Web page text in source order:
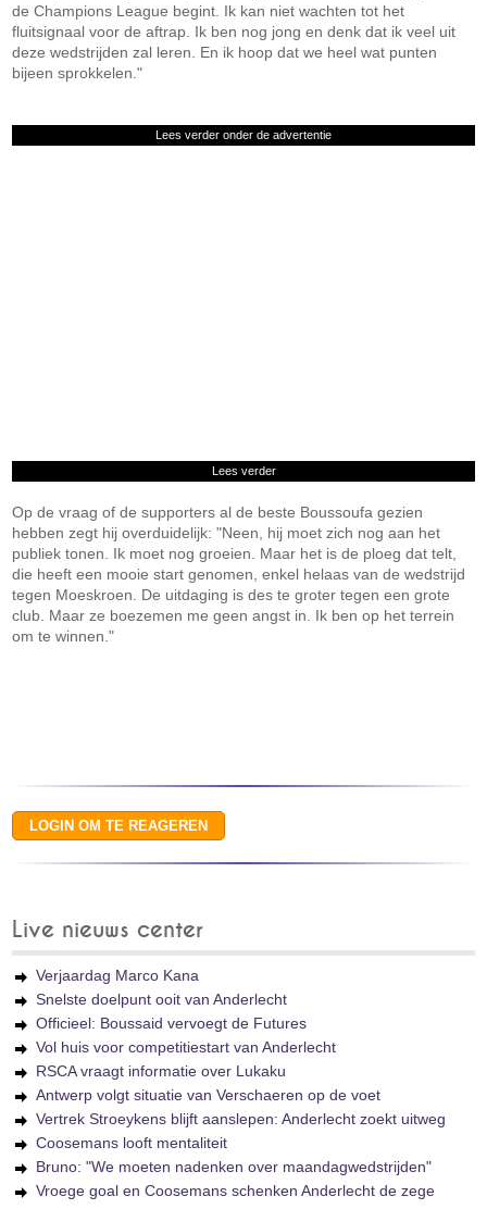
de Champions League begint. Ik kan niet wachten tot het
fluitsignaal voor de aftrap. Ik ben nog jong en denk dat ik veel uit
deze wedstrijden zal leren. En ik hoop dat we heel wat punten
bijeen sprokkelen."
Lees verder onder de advertentie
Lees verder
Op de vraag of de supporters al de beste Boussoufa gezien
hebben zegt hij overduidelijk: "Neen, hij moet zich nog aan het
publiek tonen. Ik moet nog groeien. Maar het is de ploeg dat telt,
die heeft een mooie start genomen, enkel helaas van de wedstrijd
tegen Moeskroen. De uitdaging is des te groter tegen een grote
club. Maar ze boezemen me geen angst in. Ik ben op het terrein
om te winnen."
Live nieuws center
Verjaardag Marco Kana
Snelste doelpunt ooit van Anderlecht
Officieel: Boussaid vervoegt de Futures
Vol huis voor competitiestart van Anderlecht
RSCA vraagt informatie over Lukaku
Antwerp volgt situatie van Verschaeren op de voet
Vertrek Stroeykens blijft aanslepen: Anderlecht zoekt uitweg
Coosemans looft mentaliteit
Bruno: "We moeten nadenken over maandagwedstrijden"
Vroege goal en Coosemans schenken Anderlecht de zege